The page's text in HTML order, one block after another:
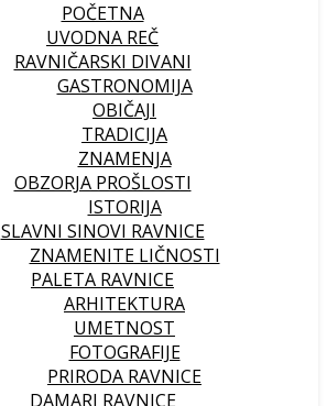
POČETNA
UVODNA REČ
RAVNIČARSKI DIVANI
GASTRONOMIJA
OBIČAJI
TRADICIJA
ZNAMENJA
OBZORJA PROŠLOSTI
ISTORIJA
SLAVNI SINOVI RAVNICE
ZNAMENITE LIČNOSTI
PALETA RAVNICE
ARHITEKTURA
UMETNOST
FOTOGRAFIJE
PRIRODA RAVNICE
DAMARI RAVNICE